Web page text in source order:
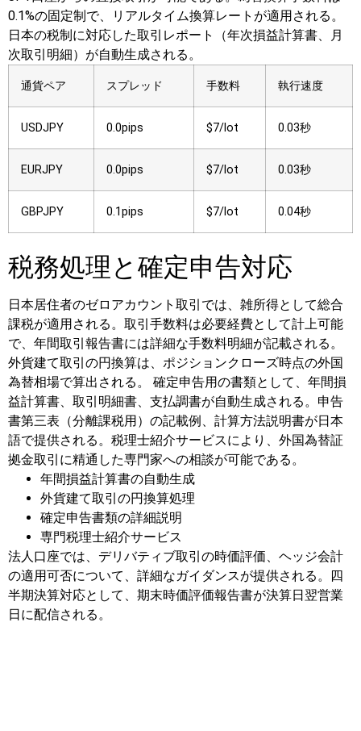
0.1%の固定制で、リアルタイム換算レートが適用される。
日本の税制に対応した取引レポート（年次損益計算書、月
次取引明細）が自動生成される。
通貨ペア スプレッド 手数料 執行速度
USDJPY 0.0pips $7/lot 0.03秒
EURJPY 0.0pips $7/lot 0.03秒
GBPJPY 0.1pips $7/lot 0.04秒
税務処理と確定申告対応
日本居住者のゼロアカウント取引では、雑所得として総合
課税が適用される。取引手数料は必要経費として計上可能
で、年間取引報告書には詳細な手数料明細が記載される。
外貨建て取引の円換算は、ポジションクローズ時点の外国
為替相場で算出される。
確定申告用の書類として、年間損
益計算書、取引明細書、支払調書が自動生成される。申告
書第三表（分離課税用）の記載例、計算方法説明書が日本
語で提供される。税理士紹介サービスにより、外国為替証
拠金取引に精通した専門家への相談が可能である。
年間損益計算書の自動生成
外貨建て取引の円換算処理
確定申告書類の詳細説明
専門税理士紹介サービス
法人口座では、デリバティブ取引の時価評価、ヘッジ会計
の適用可否について、詳細なガイダンスが提供される。四
半期決算対応として、期末時価評価報告書が決算日翌営業
日に配信される。